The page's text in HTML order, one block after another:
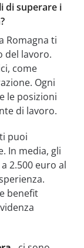
di superare i
Romagna ti
del lavoro.
come
Ogni
le posizioni
di lavoro.
puoi
In media, gli
2.500 euro al
benefit